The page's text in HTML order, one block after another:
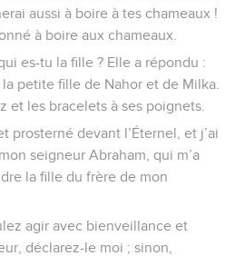
aussi à boire à tes chameaux !
à boire aux chameaux.
es-tu la fille ? Elle a répondu :
petite fille de Nahor et de Milka.
et les bracelets à ses poignets.
prosterné devant l’Éternel, et j’ai
seigneur Abraham, qui m’a
la fille du frère de mon
agir avec bienveillance et
déclarez-le moi ; sinon,